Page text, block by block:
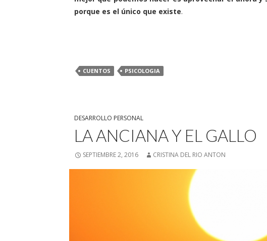
porque es el único que existe.
CUENTOS PSICOLOGIA
DESARROLLO PERSONAL
LA ANCIANA Y EL GALLO
SEPTIEMBRE 2, 2016 CRISTINA DEL RIO ANTON